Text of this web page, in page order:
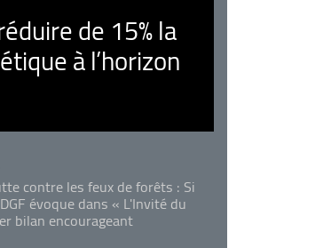
de 15% la
à l’horizon
contre les feux de forêts : Si
évoque dans « L'Invité du
bilan encourageant